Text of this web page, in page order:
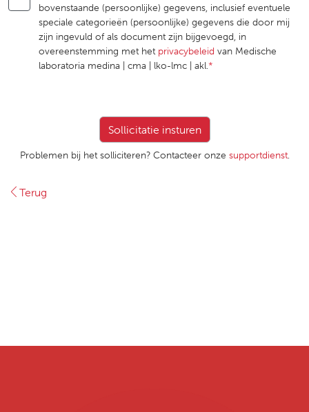
bovenstaande (persoonlijke) gegevens, inclusief eventuele
speciale categorieën (persoonlijke) gegevens die door mij
zijn ingevuld of als document zijn bijgevoegd, in
overeenstemming met het privacybeleid van Medische
laboratoria medina | cma | lko-lmc | akl.*
Problemen bij het solliciteren? Contacteer onze supportdienst.
Terug